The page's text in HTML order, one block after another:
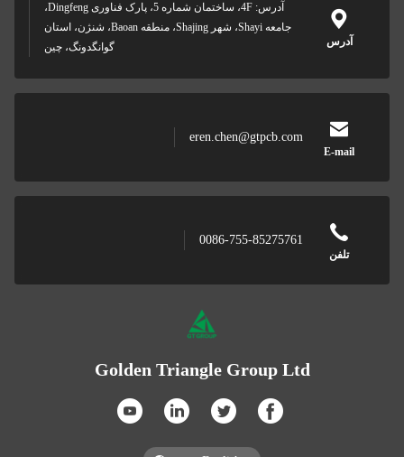
آدرس
آدرس: 4F، ساختمان شماره 5، پارک فناوری Dingfeng،
جامعه Shayi، شهر Shajing، منطقه Baoan، شنژن، استان
گوانگدونگ، چین
E-mail
eren.chen@gtpcb.com
تلفن
0086-755-85275761
Golden Triangle Group Ltd